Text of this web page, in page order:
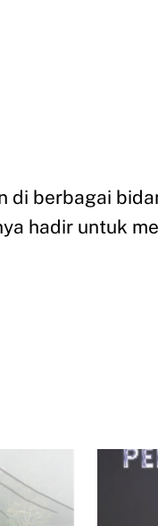
di berbagai
hadir untuk